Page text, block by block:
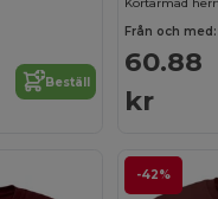
Beställ
Från och med:
60.88
kr
-42%